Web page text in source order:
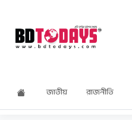
জাতীয় রাজনীতি